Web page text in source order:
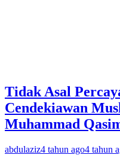
Tidak Asal
Cendekiawan
Muhammad
abdulaziz4 tahun ago4 tahun